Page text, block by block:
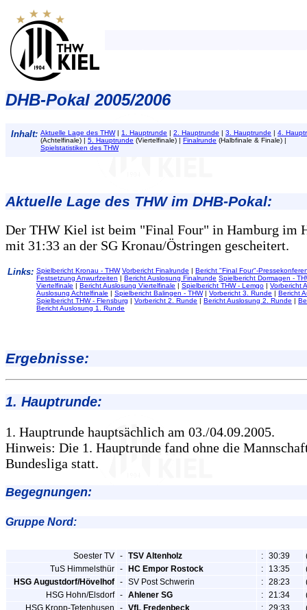
DHB-Pokal 2005/2006
Inhalt: Aktuelle Lage des THW| 1. Hauptrunde | 2. Hauptrunde | 3. Hauptrunde | 4.
(Achtelfinale) | 5. Hauptrunde (Viertelfinale) | Finalrunde (Halbfinale & Finale) |
Spielstatistiken des THW
Aktuelle Lage des THW im DHB-Pokal:
Der THW Kiel ist beim "Final Four" in Hamburg im
mit 31:33 an der SG Kronau/Östringen gescheitert.
Links: Spielbericht Kronau - THW Vorbericht Finalrunde | Bericht "Final Four"-
Festsetzung Anwurfzeiten | Bericht Auslosung Finalrunde Spielbericht Dormagen -
Viertelfinale | Bericht Auslosung Viertelfinale | Spielbericht THW - Lemgo | Vorbericht
Auslosung Achtelfinale | Spielbericht Balingen - THW| Vorbericht 3. Runde | Bericht
Spielbericht THW - Flensburg | Vorbericht 2. Runde | Bericht Auslosung 2. Runde |
Bericht Auslosung 1. Runde
Ergebnisse:
1. Hauptrunde:
1. Hauptrunde hauptsächlich am 03./04.09.2005.
Hinweis: Die 1. Hauptrunde fand ohne die
Bundesliga statt.
Begegnungen:
Gruppe Nord:
Soester TV - TSV Altenholz : 30:39
TuS Himmelsthür - HC Empor Rostock : 13:35
HSG Augustdorf/Hövelhof - SV Post Schwerin : 28:23
HSG Hohn/Elsdorf - Ahlener SG : 21:34
HSG Kropp-Tetenhusen
- VfL Fredenbeck : 29:33